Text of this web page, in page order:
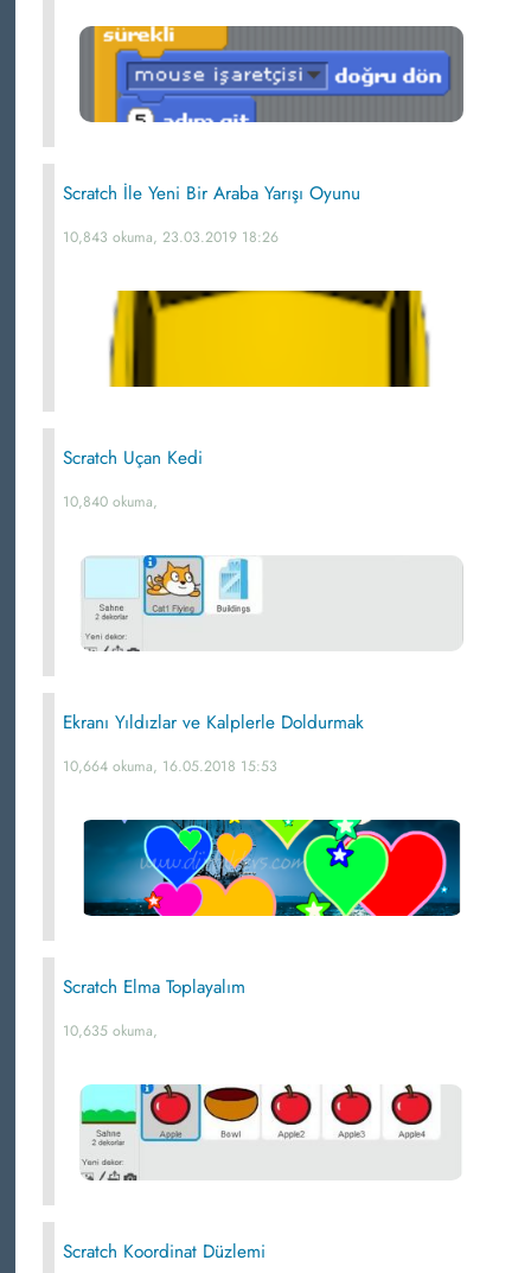
Scratch İle Yeni Bir Araba Yarışı Oyunu
10,843 okuma, 23.03.2019 18:26
Scratch Uçan Kedi
10,840 okuma,
Ekranı Yıldızlar ve Kalplerle Doldurmak
10,664 okuma, 16.05.2018 15:53
Scratch Elma Toplayalım
10,635 okuma,
Scratch Koordinat Düzlemi